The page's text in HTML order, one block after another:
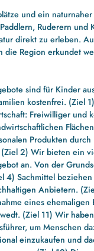
und ein
Ruderern und
direkt zu erleben.
die Region erkundet
sind für Kinder
kostenfrei. (Ziel
Freiwilliger und
Produkten durch
2) Wir bieten ein
an. Von der
4) Sachmittel
Anbietern.
eines ehemaligen
(Ziel 11) Wir
um Menschen
einzukaufen und